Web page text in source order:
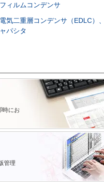
フィルムコンデンサ
電気二重層コンデンサ（EDLC）
ャパシタ
時にお
管理